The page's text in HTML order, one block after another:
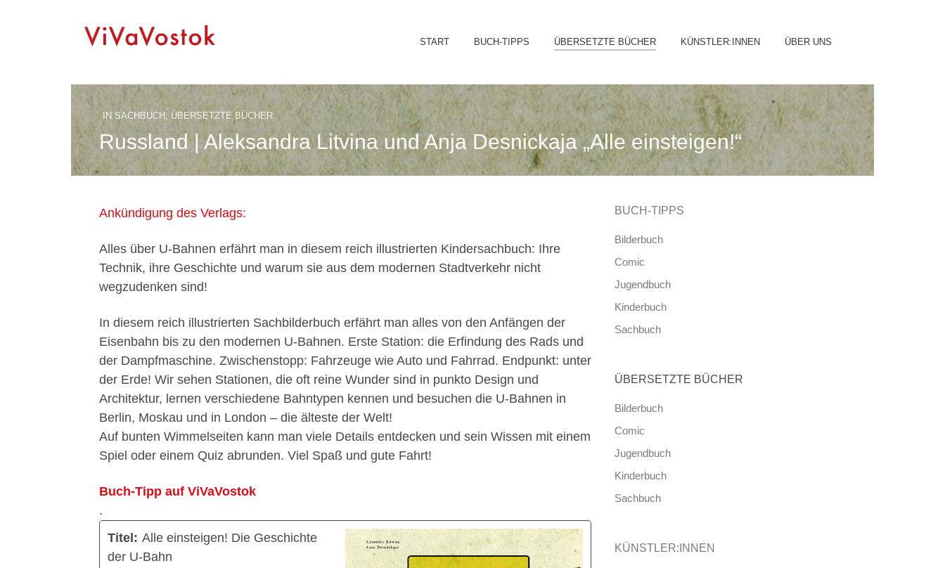
Skip
content
START BUCH-TIPPS ÜBERSETZTE BÜCHER KÜNSTLER:INNEN ÜBER UNS
INSACHBUCH , ÜBERSETZTE BÜCHER
Russland | Aleksandra Litvina und Anja Desnickaja „Alle einsteigen!“
Ankündigung des Verlags:
Alles über U-Bahnen erfährt man in diesem reich illustrierten Kindersachbuch: Ihre
Technik, ihre Geschichte und warum sie aus dem modernen Stadtverkehr nicht
wegzudenken sind!
In diesem reich illustrierten Sachbilderbuch erfährt man alles von den Anfängen der
Eisenbahn bis zu den modernen U-Bahnen. Erste Station: die Erfindung des Rads und
der Dampfmaschine. Zwischenstopp: Fahrzeuge wie Auto und Fahrrad. Endpunkt: unter
der Erde! Wir sehen Stationen, die oft reine Wunder sind in punkto Design und
Architektur, lernen verschiedene Bahntypen kennen und besuchen die U-Bahnen in
Berlin, Moskau und in London – die älteste der Welt!
Auf bunten Wimmelseiten kann man viele Details entdecken und sein Wissen mit einem
Spiel oder einem Quiz abrunden. Viel Spaß und gute Fahrt!
Buch-Tipp auf ViVaVostok
.
Titel: Alle einsteigen! Die Geschichte
der U-Bahn
BUCH-TIPPS
Bilderbuch
Comic
Jugendbuch
Kinderbuch
Sachbuch
ÜBERSETZTE BÜCHER
Bilderbuch
Comic
Jugendbuch
Kinderbuch
Sachbuch
KÜNSTLER:INNEN